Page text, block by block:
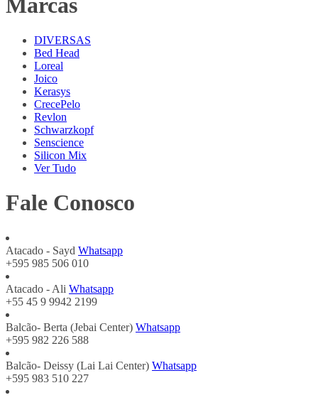
DIVERSAS
Bed Head
Loreal
Joico
Kerasys
CrecePelo
Revlon
Schwarzkopf
Senscience
Silicon Mix
Ver Tudo
Fale Conosco
Atacado - Sayd Whatsapp
+595 985 506 010
Atacado - Ali Whatsapp
+55 45 9 9942 2199
Balcão- Berta (Jebai Center) Whatsapp
+595 982 226 588
Balcão- Deissy (Lai Lai Center) Whatsapp
+595 983 510 227